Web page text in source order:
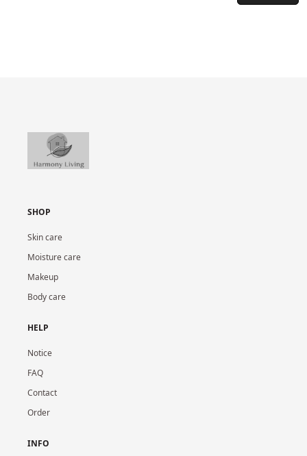
SHOP
Skin care
Moisture care
Makeup
Body care
HELP
Notice
FAQ
Contact
Order
INFO